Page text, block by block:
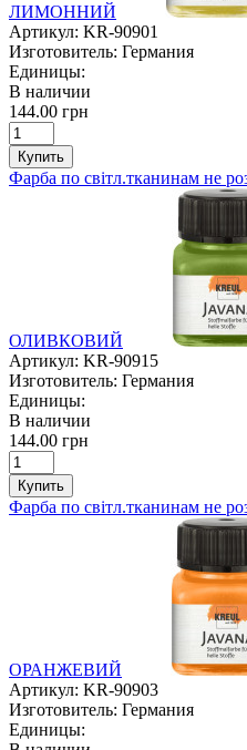
ЛИМОННИЙ
Артикул: KR-90901
Изготовитель: Германия
Единицы:
В наличии
144.00 грн
Купить
Фарба по світл.тканинам не
ОЛИВКОВИЙ
Артикул: KR-90915
Изготовитель: Германия
Единицы:
В наличии
144.00 грн
Купить
Фарба по світл.тканинам не
ОРАНЖЕВИЙ
Артикул: KR-90903
Изготовитель: Германия
Единицы: